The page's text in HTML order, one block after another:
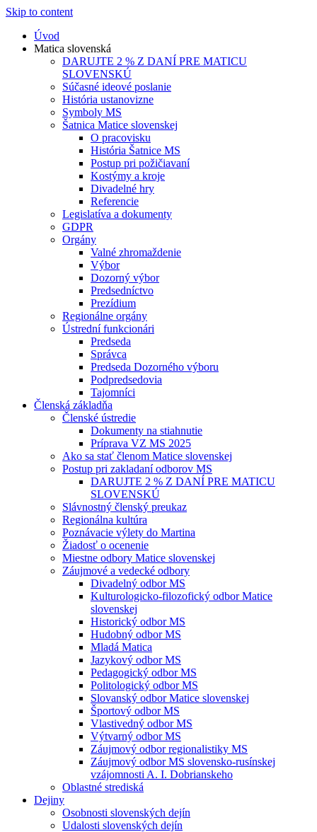
Skip to content
Úvod
Matica slovenská
DARUJTE 2 % Z DANÍ PRE MATICU
SLOVENSKÚ
Súčasné ideové poslanie
História ustanovizne
Symboly MS
Šatnica Matice slovenskej
O pracovisku
História Šatnice MS
Postup pri požičiavaní
Kostýmy a kroje
Divadelné hry
Referencie
Legislatíva a dokumenty
GDPR
Orgány
Valné zhromaždenie
Výbor
Dozorný výbor
Predsedníctvo
Prezídium
Regionálne orgány
Ústrední funkcionári
Predseda
Správca
Predseda Dozorného výboru
Podpredsedovia
Tajomníci
Členská základňa
Členské ústredie
Dokumenty na stiahnutie
Príprava VZ MS 2025
Ako sa stať členom Matice slovenskej
Postup pri zakladaní odborov MS
DARUJTE 2 % Z DANÍ PRE MATICU
SLOVENSKÚ
Slávnostný členský preukaz
Regionálna kultúra
Poznávacie výlety do Martina
Žiadosť o ocenenie
Miestne odbory Matice slovenskej
Záujmové a vedecké odbory
Divadelný odbor MS
Kulturologicko-filozofický odbor Matice
slovenskej
Historický odbor MS
Hudobný odbor MS
Mladá Matica
Jazykový odbor MS
Pedagogický odbor MS
Politologický odbor MS
Slovanský odbor Matice slovenskej
Športový odbor MS
Vlastivedný odbor MS
Výtvarný odbor MS
Záujmový odbor regionalistiky MS
Záujmový odbor MS slovensko-rusínskej
vzájomnosti A. I. Dobrianskeho
Oblastné strediská
Dejiny
Osobnosti slovenských dejín
Udalosti slovenských dejín